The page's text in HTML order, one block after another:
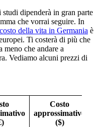
dipenderà in gran parte
che vorrai seguire. In
costo della vita in Germania è
Ti costerà di più che
meno che andare a
Vediamo alcuni prezzi di
Costo
approssimativo
($)